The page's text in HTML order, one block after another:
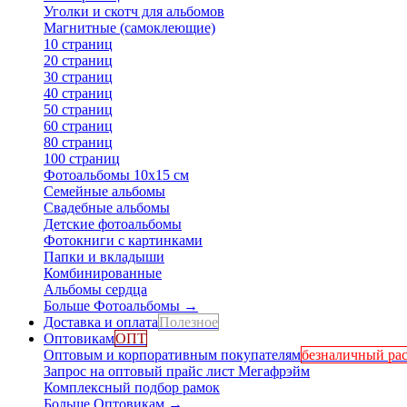
Уголки и скотч для альбомов
Магнитные (самоклеющие)
10 страниц
20 страниц
30 страниц
40 страниц
50 страниц
60 страниц
80 страниц
100 страниц
Фотоальбомы 10х15 см
Семейные альбомы
Свадебные альбомы
Детские фотоальбомы
Фотокниги с картинками
Папки и вкладыши
Комбинированные
Альбомы сердца
Больше Фотоальбомы →
Доставка и оплатаПолезное
ОптовикамОПТ
Оптовым и корпоративным покупателямбезналичный
Запрос на оптовый прайс лист Мегафрэйм
Комплексный подбор рамок
Больше Оптовикам →